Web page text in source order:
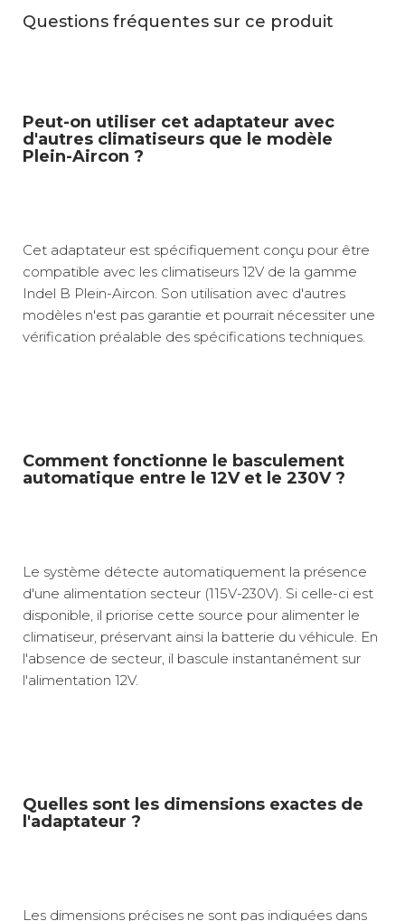
Questions fréquentes sur ce produit
Peut-on utiliser cet adaptateur avec
d'autres climatiseurs que le modèle
Plein-Aircon ?
Cet adaptateur est spécifiquement conçu pour être
compatible avec les climatiseurs 12V de la gamme
Indel B Plein-Aircon. Son utilisation avec d'autres
modèles n'est pas garantie et pourrait nécessiter une
vérification préalable des spécifications techniques.
Comment fonctionne le basculement
automatique entre le 12V et le 230V ?
Le système détecte automatiquement la présence
d'une alimentation secteur (115V-230V). Si celle-ci est
disponible, il priorise cette source pour alimenter le
climatiseur, préservant ainsi la batterie du véhicule. En
l'absence de secteur, il bascule instantanément sur
l'alimentation 12V.
Quelles sont les dimensions exactes de
l'adaptateur ?
Les dimensions précises ne sont pas indiquées dans